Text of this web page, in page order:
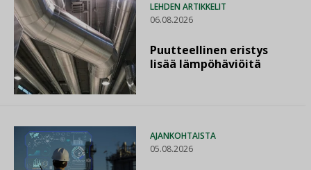
LEHDEN ARTIKKELIT
06.08.2026
Puutteellinen eristys
lisää lämpöhäviöitä
AJANKOHTAISTA
05.08.2026